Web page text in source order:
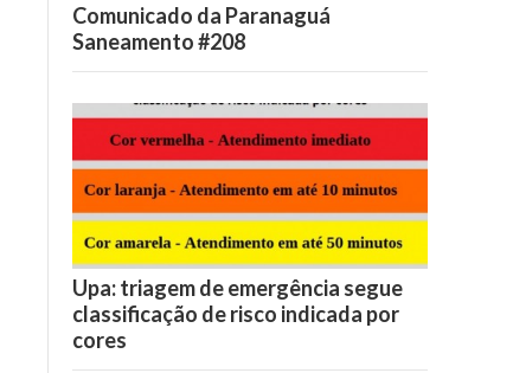
Comunicado da Paranaguá
Saneamento #208
Upa: triagem de emergência segue
classificação de risco indicada por
cores